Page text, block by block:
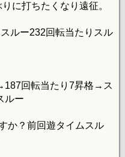
に打ちたくなり遠征。
ルー232回転当たりスル
回転当たり7昇格→ス
ルー
か？前回遊タイムスル